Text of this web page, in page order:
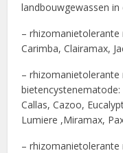
landbouwgewassen in
– rhizomanietolerante
Carimba, Clairamax,
–
Callas, Cazoo,
Lumiere ,Miramax,
–